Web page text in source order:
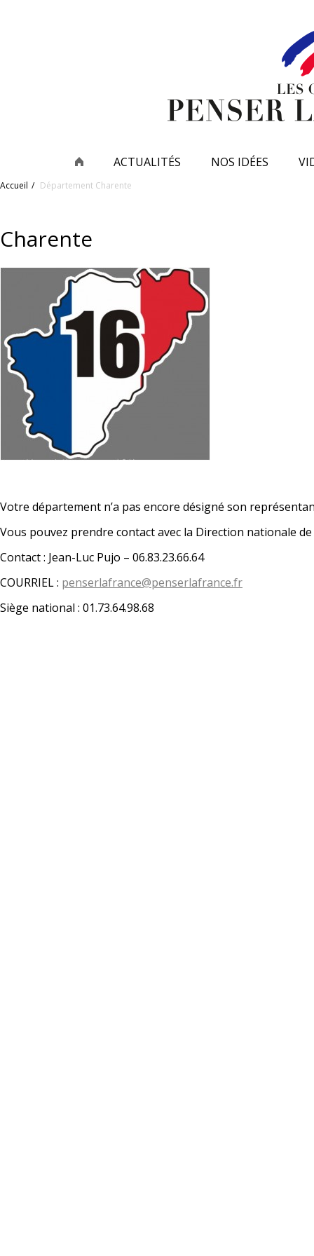
ACTUALITÉS NOS IDÉES
Accueil Département Charente
Charente
Votre département n’a pas encore désigné son
Vous pouvez prendre contact avec la Direction nationale
Contact : Jean-Luc Pujo – 06.83.23.66.64
COURRIEL : penserlafrance@penserlafrance.fr
Siège national : 01.73.64.98.68